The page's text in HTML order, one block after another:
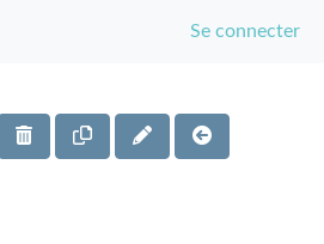
Se connecter